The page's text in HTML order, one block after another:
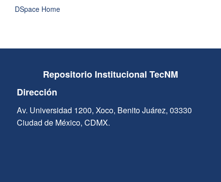
DSpace Home
Repositorio Institucional TecNM
Dirección
Av. Universidad 1200, Xoco, Benito Juárez, 03330
Ciudad de México, CDMX.